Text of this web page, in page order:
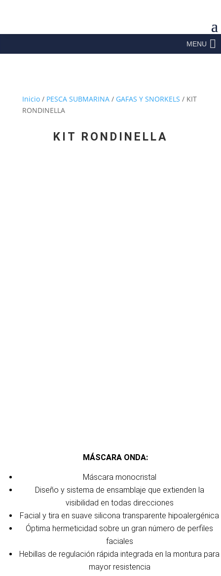
MENU
Inicio/ PESCA SUBMARINA/ GAFAS Y SNORKELS / KIT
RONDINELLA
KIT RONDINELLA
MÁSCARA ONDA:
Máscara monocristal
Diseño y sistema de ensamblaje que extienden la
visibilidad en todas direcciones
Facial y tira en suave silicona transparente hipoalergénica
Óptima hermeticidad sobre un gran número de perfiles
faciales
Hebillas de regulación rápida integrada en la montura para
mayor resistencia